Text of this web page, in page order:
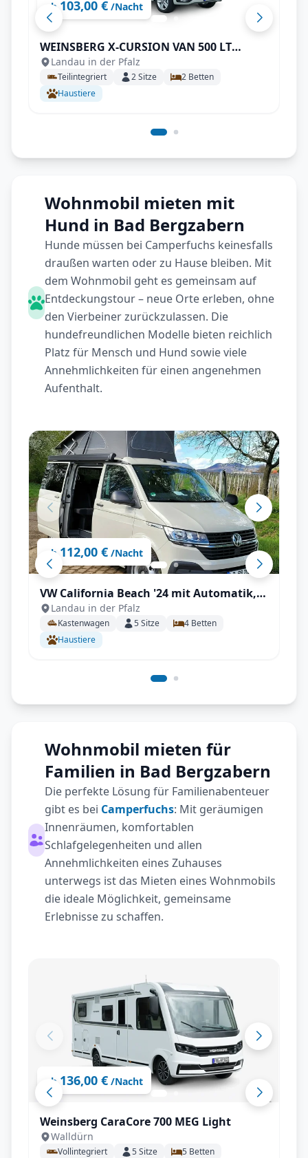
ab 103,00 € /Nacht
WEINSBERG X-CURSION VAN 500 LT
EDITION [PEPPER]
Landau in der Pfalz
Teilintegriert 2Sitze 2 Betten
Haustiere
Wohnmobil mieten mit
Hund in Bad Bergzabern
Hunde müssen bei Camperfuchs keinesfalls
draußen warten oder zu Hause bleiben. Mit
dem Wohnmobil geht es gemeinsam auf
Entdeckungstour – neue Orte erleben, ohne
den Vierbeiner zurückzulassen. Die
hundefreundlichen Modelle bieten reichlich
Platz für Mensch und Hund sowie viele
Annehmlichkeiten für einen angenehmen
Aufenthalt.
ab 112,00 € /Nacht
VW California Beach '24 mit Automatik,
Markise, Aufstelldach uvm.
Landau in der Pfalz
Kastenwagen 5Sitze 4 Betten
Haustiere
Wohnmobil mieten für
Familien in Bad Bergzabern
Die perfekte Lösung für Familienabenteuer
gibt es bei Camperfuchs: Mit geräumigen
Innenräumen, komfortablen
Schlafgelegenheiten und allen
Annehmlichkeiten eines Zuhauses
unterwegs ist das Mieten eines Wohnmobils
die ideale Möglichkeit, gemeinsame
Erlebnisse zu schaffen.
ab 136,00 € /Nacht
Weinsberg CaraCore 700 MEG Light
Walldürn
Vollintegriert 5Sitze 5 Betten